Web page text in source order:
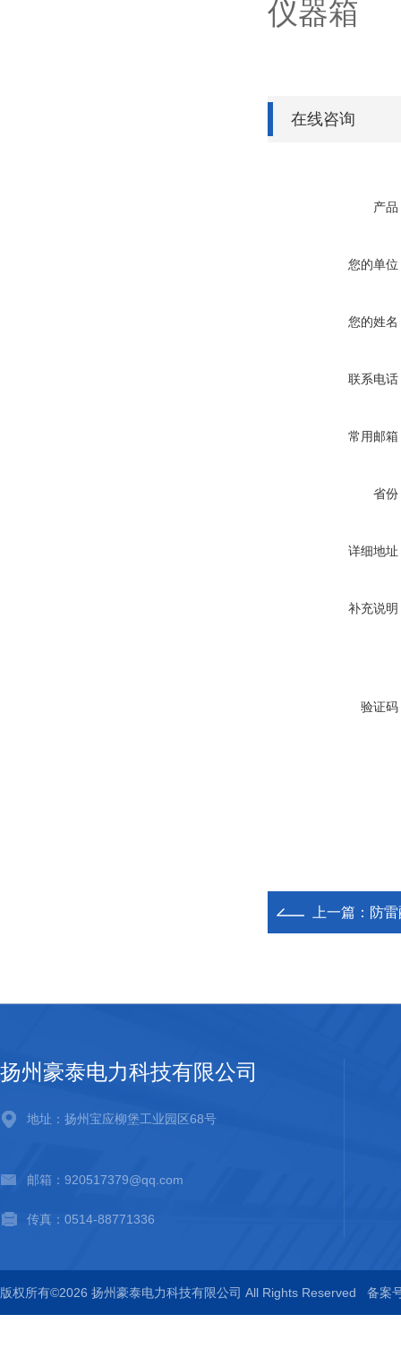
仪器箱
在线咨询
产品
您的单位
您的姓名
联系电话
常用邮箱
省份
详细地址
补充说明
验证码
上一篇： 防
扬州豪泰电力科技有限公司
地址：扬州宝应柳堡工业园区68号
邮箱：920517379@qq.com
传真：0514-88771336
版权所有©2026 扬州豪泰电力科技有限公司 All Rights Reserved 备案